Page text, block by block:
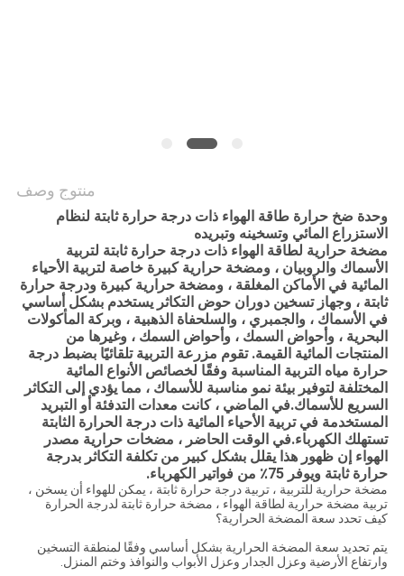
منتوج وصف
وحدة ضخ حرارة طاقة الهواء ذات درجة حرارة ثابتة لنظام
الاستزراع المائي وتسخينه وتبريده
مضخة حرارية لطاقة الهواء ذات درجة حرارة ثابتة لتربية
الأسماك والروبيان ، ومضخة حرارية كبيرة خاصة لتربية الأحياء
المائية في الأماكن المغلقة ، ومضخة حرارية كبيرة ودرجة حرارة
ثابتة ، وجهاز تسخين دوران حوض التكاثر يستخدم بشكل أساسي
في الأسماك ، والجمبري ، والسلحفاة الذهبية ، وبركة المأكولات
البحرية ، وأحواض السمك ، وأحواض السمك ، وغيرها من
المنتجات المائية القيمة. تقوم مزرعة التربية تلقائيًا بضبط درجة
حرارة مياه التربية المناسبة وفقًا لخصائص الأنواع المائية
المختلفة لتوفير بيئة نمو مناسبة للأسماك ، مما يؤدي إلى التكاثر
السريع للأسماك.في الماضي ، كانت معدات التدفئة أو التبريد
المستخدمة في تربية الأحياء المائية ذات درجة الحرارة الثابتة
تستهلك الكهرباء.في الوقت الحاضر ، مضخات حرارية مصدر
الهواء إن ظهور هذا يقلل بشكل كبير من تكلفة التكاثر بدرجة
حرارة ثابتة ويوفر 75٪ من فواتير الكهرباء.
مضخة حرارية للتربية ، تربية درجة حرارة ثابتة ، يمكن للهواء أن يسخن ،
تربية مضخة حرارية لطاقة الهواء ، مضخة حرارة ثابتة لدرجة الحرارة
كيف تحدد سعة المضخة الحرارية؟
يتم تحديد سعة المضخة الحرارية بشكل أساسي وفقًا لمنطقة التسخين
وارتفاع الأرضية وعزل الجدار وعزل الأبواب والنوافذ وختم المنزل.